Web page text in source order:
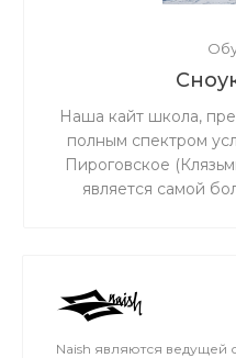
Наша кайт школа,
полным спектром
Пироговское
является самой
льду мокро или нет
Naish являются ведущей